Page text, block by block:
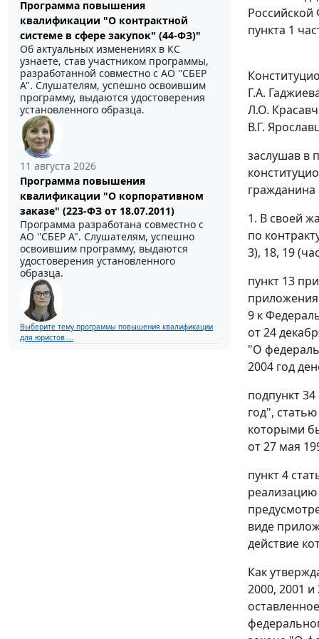
Программа повышения
квалификации "О контрактной
системе в сфере закупок" (44-ФЗ)"
Об актуальных изменениях в КС
узнаете, став участником программы,
разработанной совместно с АО ''СБЕР
А". Слушателям, успешно освоившим
программу, выдаются удостоверения
установленного образца.
11 августа 2026
Программа повышения
квалификации "О корпоративном
заказе" (223-ФЗ от 18.07.2011)
Программа разработана совместно с
АО ''СБЕР А". Слушателям, успешно
освоившим программу, выдаются
удостоверения установленного
образца.
Выберите тему программы повышения квалификации
для юристов ...
Российской
пункта 1
Г.А.
Л.О.
В.Г.
заслушав в
1. В своей
по
3), 18, 19 (
пункт 13
9 к
от 24
"О
2004 год
подпункт 34
год",
которыми
от 27 мая
пункт 4
виде
действие
Как
2000, 2001